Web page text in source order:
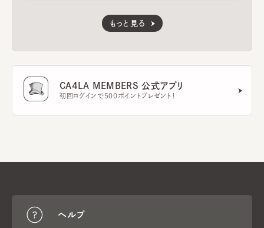
もっと見る
CA4LA MEMBERS 公式アプリ
初回ログインで500ポイントプレゼント！
ヘルプ